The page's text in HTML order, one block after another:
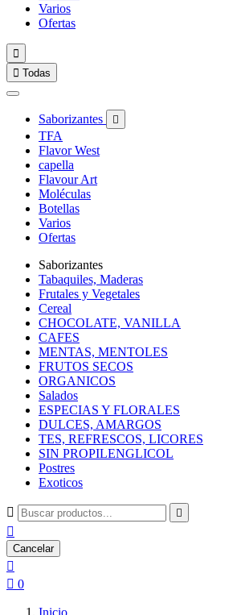
Varios
Ofertas

 Todas
Saborizantes 
TFA
Flavor West
capella
Flavour Art
Moléculas
Botellas
Varios
Ofertas
Saborizantes
Tabaquiles, Maderas
Frutales y Vegetales
Cereal
CHOCOLATE, VANILLA
CAFES
MENTAS, MENTOLES
FRUTOS SECOS
ORGANICOS
Salados
ESPECIAS Y FLORALES
DULCES, AMARGOS
TES, REFRESCOS, LICORES
SIN PROPILENGLICOL
Postres
Exoticos
 

Cancelar

 0
Inicio